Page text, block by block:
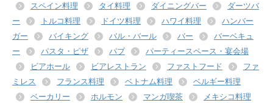
スペイン料理
タイ料理 ダイニングバー
ダーツバ
ー
トルコ料理 ドイツ料理 ハワイ料理
ハンバー
ガー
バイキング バル・バール バー
バーベキュ
ー
パスタ・ピザ パブ
パーティースペース・宴会場
ビアホール
ビアレストラン ファストフード
ファ
ミレス
フランス料理 ベトナム料理
ベルギー料理
ベーカリー
ホルモン マンガ喫茶
メキシコ料理